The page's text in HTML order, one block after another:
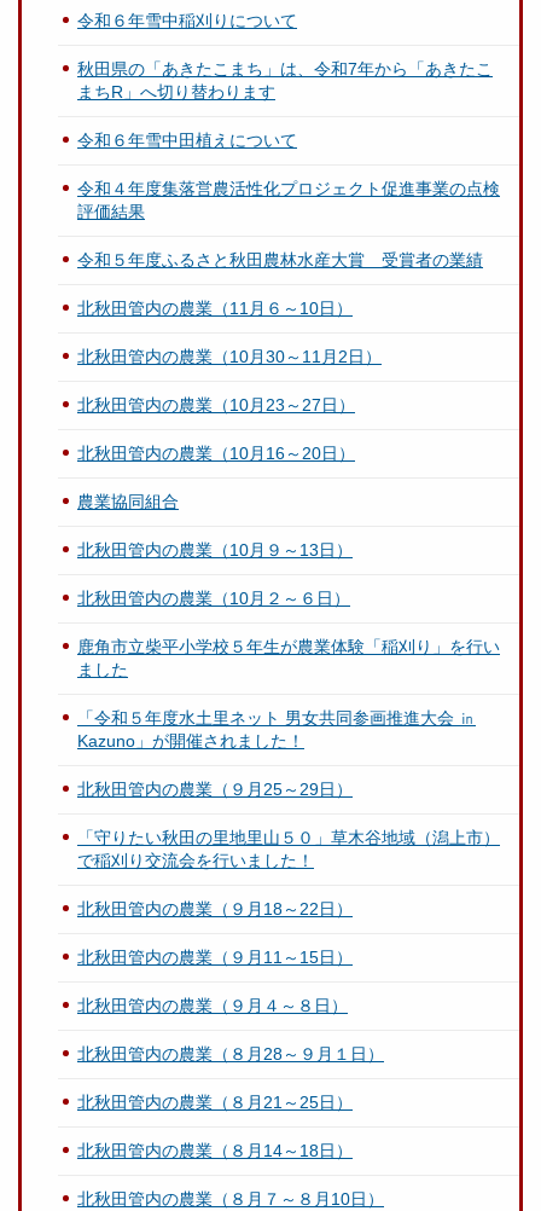
令和６年雪中稲刈りについて
秋田県の「あきたこまち」は、令和7年から「あきたこ
まちR」へ切り替わります
令和６年雪中田植えについて
令和４年度集落営農活性化プロジェクト促進事業の点検
評価結果
令和５年度ふるさと秋田農林水産大賞 受賞者の業績
北秋田管内の農業（11月６～10日）
北秋田管内の農業（10月30～11月2日）
北秋田管内の農業（10月23～27日）
北秋田管内の農業（10月16～20日）
農業協同組合
北秋田管内の農業（10月９～13日）
北秋田管内の農業（10月２～６日）
鹿角市立柴平小学校５年生が農業体験「稲刈り」を行い
ました
「令和５年度水土里ネット 男女共同参画推進大会 ㏌
Kazuno」が開催されました！
北秋田管内の農業（９月25～29日）
「守りたい秋田の里地里山５０」草木谷地域（潟上市）
で稲刈り交流会を行いました！
北秋田管内の農業（９月18～22日）
北秋田管内の農業（９月11～15日）
北秋田管内の農業（９月４～８日）
北秋田管内の農業（８月28～９月１日）
北秋田管内の農業（８月21～25日）
北秋田管内の農業（８月14～18日）
北秋田管内の農業（８月７～８月10日）